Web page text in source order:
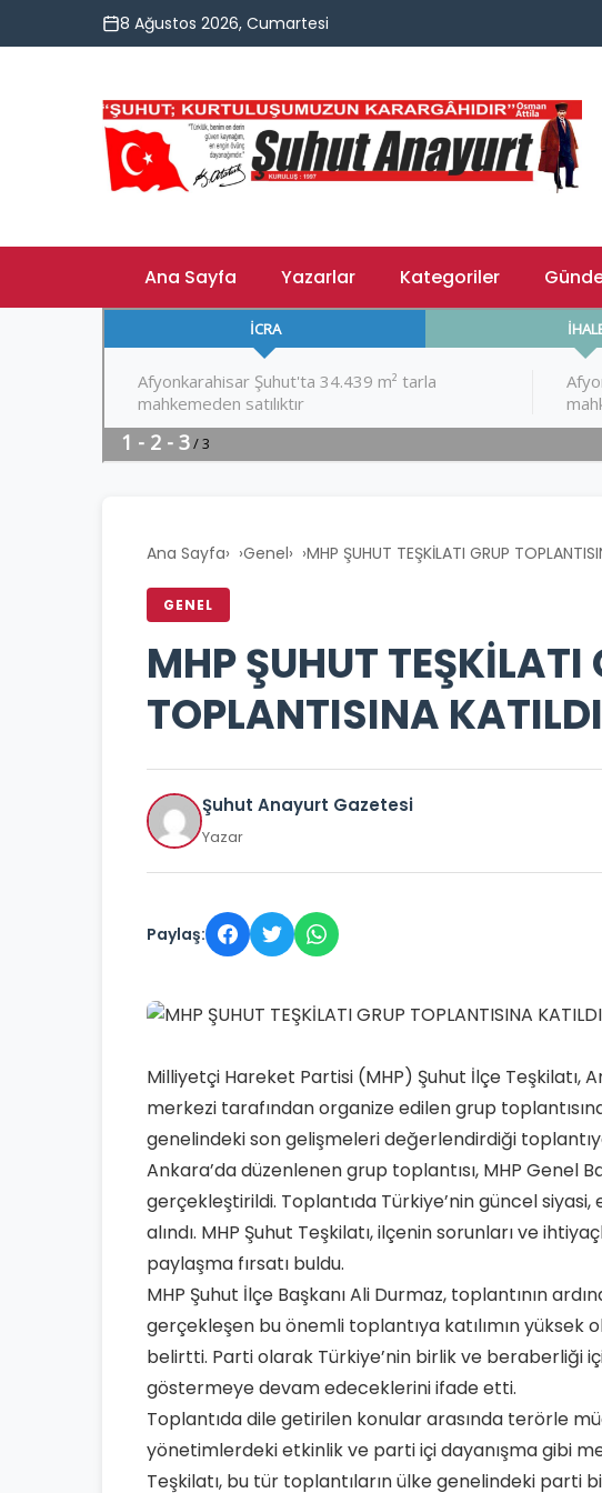
8 Ağustos 2026, Cumartesi
Ana Sayfa Yazarlar Kategoriler
Ana Sayfa› Genel› MHP ŞUHUT TEŞKİLATI GRUP
GENEL
MHP ŞUHUT TEŞKİLATI
TOPLANTISINA KATILDI
Şuhut Anayurt Gazetesi
Yazar
Paylaş:
Milliyetçi Hareket Partisi (MHP) Şuhut İlçe Teşkilatı,
merkezi tarafından organize edilen grup
genelindeki son gelişmeleri değerlendirdiği
Ankara’da düzenlenen grup toplantısı, MHP Genel
gerçekleştirildi. Toplantıda Türkiye’nin güncel
alındı. MHP Şuhut Teşkilatı, ilçenin sorunları ve
paylaşma fırsatı buldu.
MHP Şuhut İlçe Başkanı Ali Durmaz, toplantının
gerçekleşen bu önemli toplantıya katılımın yüksek
belirtti. Parti olarak Türkiye’nin birlik ve beraberliği
göstermeye devam edeceklerini ifade etti.
Toplantıda dile getirilen konular arasında terörle
yönetimlerdeki etkinlik ve parti içi dayanışma gibi
Teşkilatı, bu tür toplantıların ülke genelindeki parti